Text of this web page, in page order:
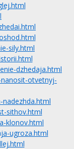
sily.html
dzhedaja.html
otvetnyj-
sithov.html
klonov.html
ugroza.html